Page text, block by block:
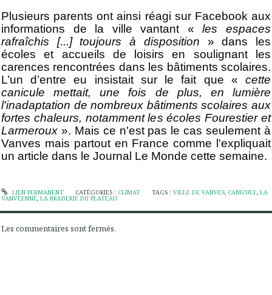
Plusieurs parents ont ainsi réagi sur Facebook aux
informations de la ville vantant « les espaces
rafraîchis [...] toujours à disposition » dans les
écoles et accueils de loisirs en soulignant les
carences rencontrées dans les bâtiments scolaires.
L’un d’entre eu insistait sur le fait que « cette
canicule mettait, une fois de plus, en lumière
l'inadaptation de nombreux bâtiments scolaires aux
fortes chaleurs, notamment les écoles Fourestier et
Larmeroux ». Mais ce n'est pas le cas seulement à
Vanves mais partout en France comme l'expliquait
un article dans le Journal Le Monde cette semaine.
LIEN PERMANENT CATÉGORIES : CLIMAT TAGS :VILLE DE VANVES, CANICULE,LA
VANVÉENNE, LA BRADERIE DU PLATEAU
Les commentaires sont fermés.